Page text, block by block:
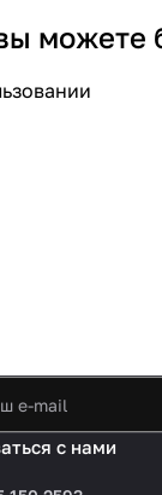
с нами